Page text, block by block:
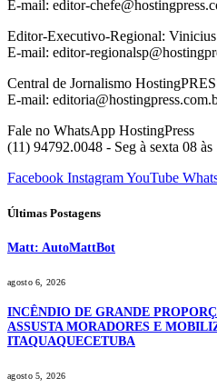
E-mail: editor-
Editor-Executivo-Regional:
E-mail: editor-
Central de Jornalismo
E-mail:
Fale no WhatsApp HostingPress
(11) 94792.0048 - Seg à sexta 08 às
Facebook InstagramYouTube
Últimas Postagens
Matt: AutoMattBot
agosto 6, 2026
INCÊNDIO DE GRANDE
ASSUSTA MORADORES E
ITAQUAQUECETUBA
agosto 5, 2026